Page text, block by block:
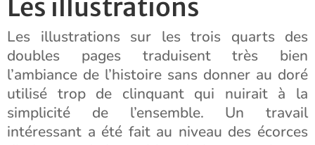
Les illustrations
Les illustrations sur les trois quarts des
doubles pages traduisent très bien
l’ambiance de l’histoire sans donner au doré
utilisé trop de clinquant qui nuirait à la
simplicité de l’ensemble. Un travail
intéressant a été fait au niveau des écorces